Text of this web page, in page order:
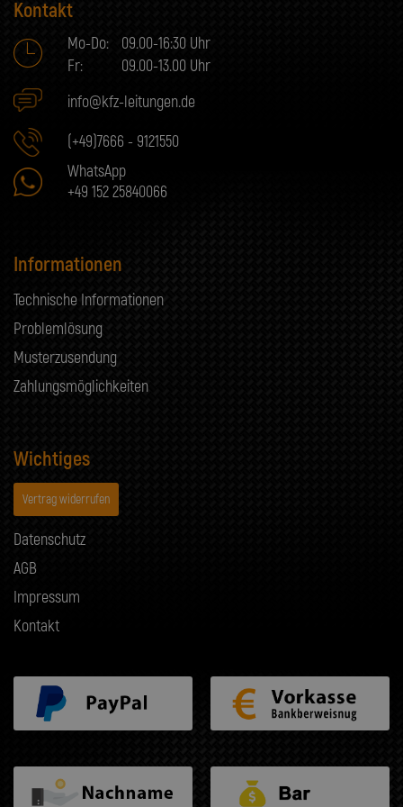
Kontakt
Mo-Do:
09.00-16:30 Uhr
Fr:
09.00-13.00 Uhr
info@kfz-leitungen.de
(+49)7666 - 9121550
WhatsApp
+49 152 25840066
Informationen
Technische Informationen
Problemlösung
Musterzusendung
Zahlungsmöglichkeiten
Wichtiges
Vertrag widerrufen
Datenschutz
AGB
Impressum
Kontakt